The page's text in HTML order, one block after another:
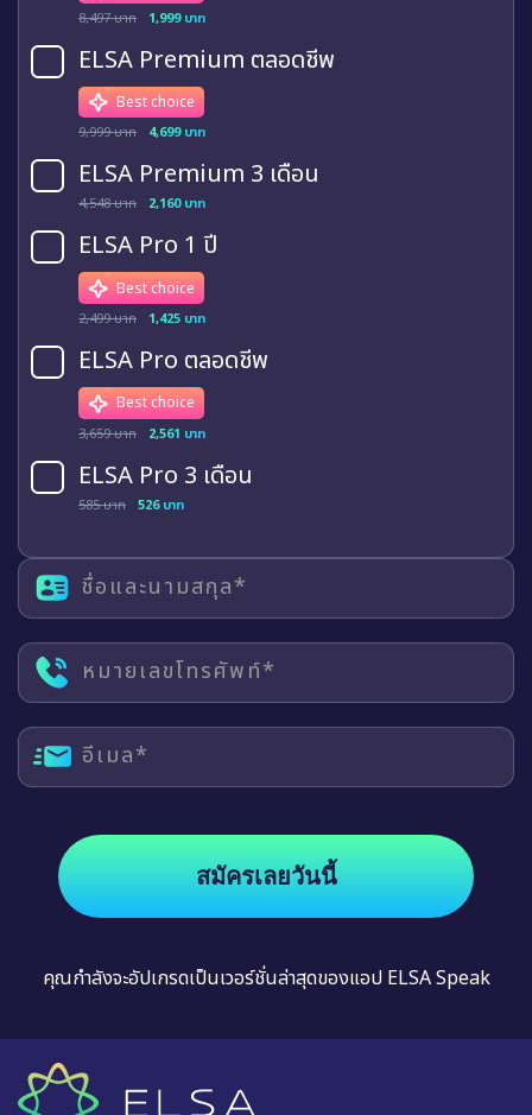
8,497 บาท 1,999 บาท
ELSA Premium ตลอดชีพ
Best choice
9,999 บาท 4,699 บาท
ELSA Premium 3 เดือน
4,548 บาท 2,160 บาท
ELSA Pro 1 ปี
Best choice
2,499 บาท 1,425 บาท
ELSA Pro ตลอดชีพ
Best choice
3,659 บาท 2,561 บาท
ELSA Pro 3 เดือน
585 บาท 526 บาท
ชื่อและนามสกุล*
หมายเลขโทรศัพท์*
อีเมล*
สมัครเลยวันนี้
คุณกำลังจะอัปเกรดเป็นเวอร์ชั่นล่าสุดของแอป ELSA Speak